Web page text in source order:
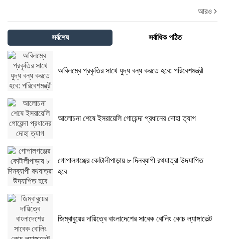
আরও
সর্বশেষ সর্বাধিক পঠিত
অবিলম্বে প্রকৃতির সাথে যুদ্ধ বন্ধ করতে হবে: পরিবেশমন্ত্রী
আলোচনা শেষে ইসরায়েলি গোয়েন্দা প্রধানের দোহা ত্যাগ
গোপালগঞ্জের কোটালীপাড়ায় ৮ দিনব্যাপী রথযাত্রা উদযাপিত
হবে
জিম্বাবুয়ের দায়িত্বে বাংলাদেশের সাবেক বোলিং কোচ ল্যাঙ্গাভেল্ট